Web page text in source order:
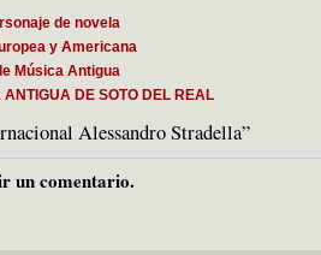
de novela
y Americana
Música Antigua
DE SOTO DEL REAL
Alessandro Stradella”
un comentario.